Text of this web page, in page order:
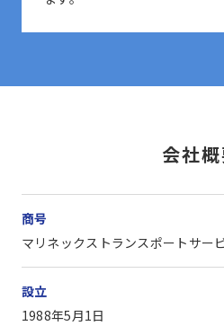
会社
商号
マリネックストランスポートサー
設立
1988年5月1日